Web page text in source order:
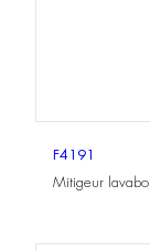
F4191
Mitigeur